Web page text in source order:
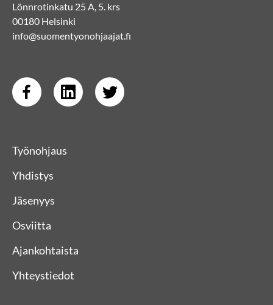
Lönnrotinkatu 25 A, 5. krs
00180 Helsinki
info@suomentyonohjaajat.fi
Työnohjaus
Yhdistys
Jäsenyys
Osviitta
Ajankohtaista
Yhteystiedot